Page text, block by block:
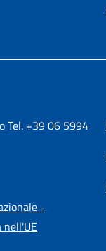
Tel. +39 06 5994
-
nell'UE